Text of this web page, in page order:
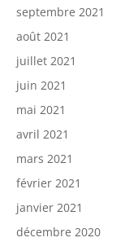
septembre 2021
août 2021
juillet 2021
juin 2021
mai 2021
avril 2021
mars 2021
février 2021
janvier 2021
décembre 2020